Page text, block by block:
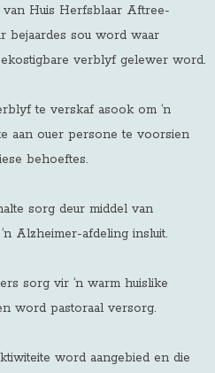
Huis Herfsblaar Aftree-
bejaardes sou word waar
verblyf gelewer word.
te verskaf asook om ‘n
aan ouer persone te voorsien
behoeftes.
sorg deur middel van
Alzheimer-afdeling insluit.
sorg vir ‘n warm huislike
word pastoraal versorg.
word aangebied en die